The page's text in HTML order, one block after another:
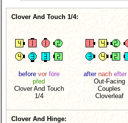
Clover And Touch 1/4:
before vor före
před
Clover And Touch
1/4
after nach efter
Out-Facing
Couples
Cloverleaf
Clover And Hinge: